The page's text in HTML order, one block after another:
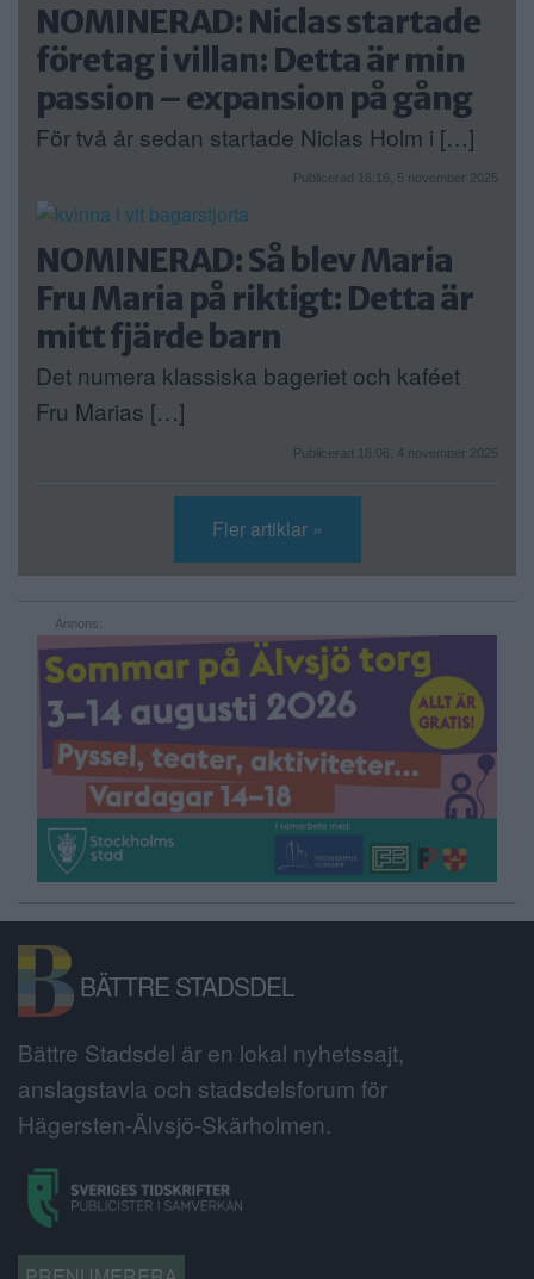
NOMINERAD: Niclas startade
företag i villan: Detta är min
passion – expansion på gång
För två år sedan startade Niclas Holm i […]
Publicerad 16:16, 5 november 2025
NOMINERAD: Så blev Maria
Fru Maria på riktigt: Detta är
mitt fjärde barn
Det numera klassiska bageriet och kaféet
Fru Marias […]
Publicerad 18:06, 4 november 2025
Fler artiklar »
Annons:
BÄTTRE STADSDEL
Bättre Stadsdel är en lokal nyhetssajt,
anslagstavla och stadsdelsforum för
Hägersten-Älvsjö-Skärholmen.